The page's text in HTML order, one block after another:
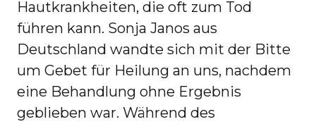
Hautkrankheiten, die oft zum Tod
führen kann. Sonja Janos aus
Deutschland wandte sich mit der Bitte
um Gebet für Heilung an uns, nachdem
eine Behandlung ohne Ergebnis
geblieben war. Während des